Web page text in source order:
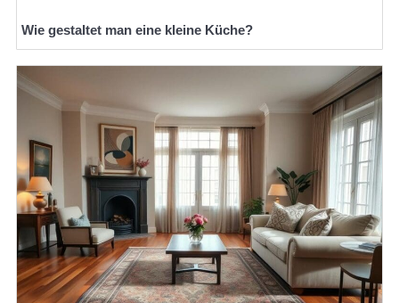
Wie gestaltet man eine kleine Küche?